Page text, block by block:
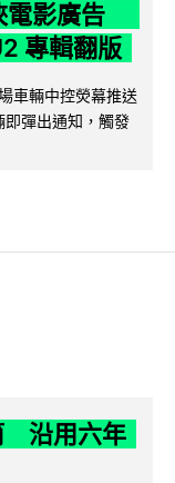
電影廣告
專輯翻版
車輛中控熒幕推送
即彈出通知，觸發
沿用六年